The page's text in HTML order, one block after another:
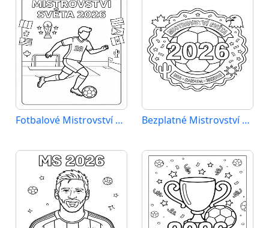
Fotbalové Mistrovství světa 2026 Bezplatné Mistrovství světa 2026 k vytištění